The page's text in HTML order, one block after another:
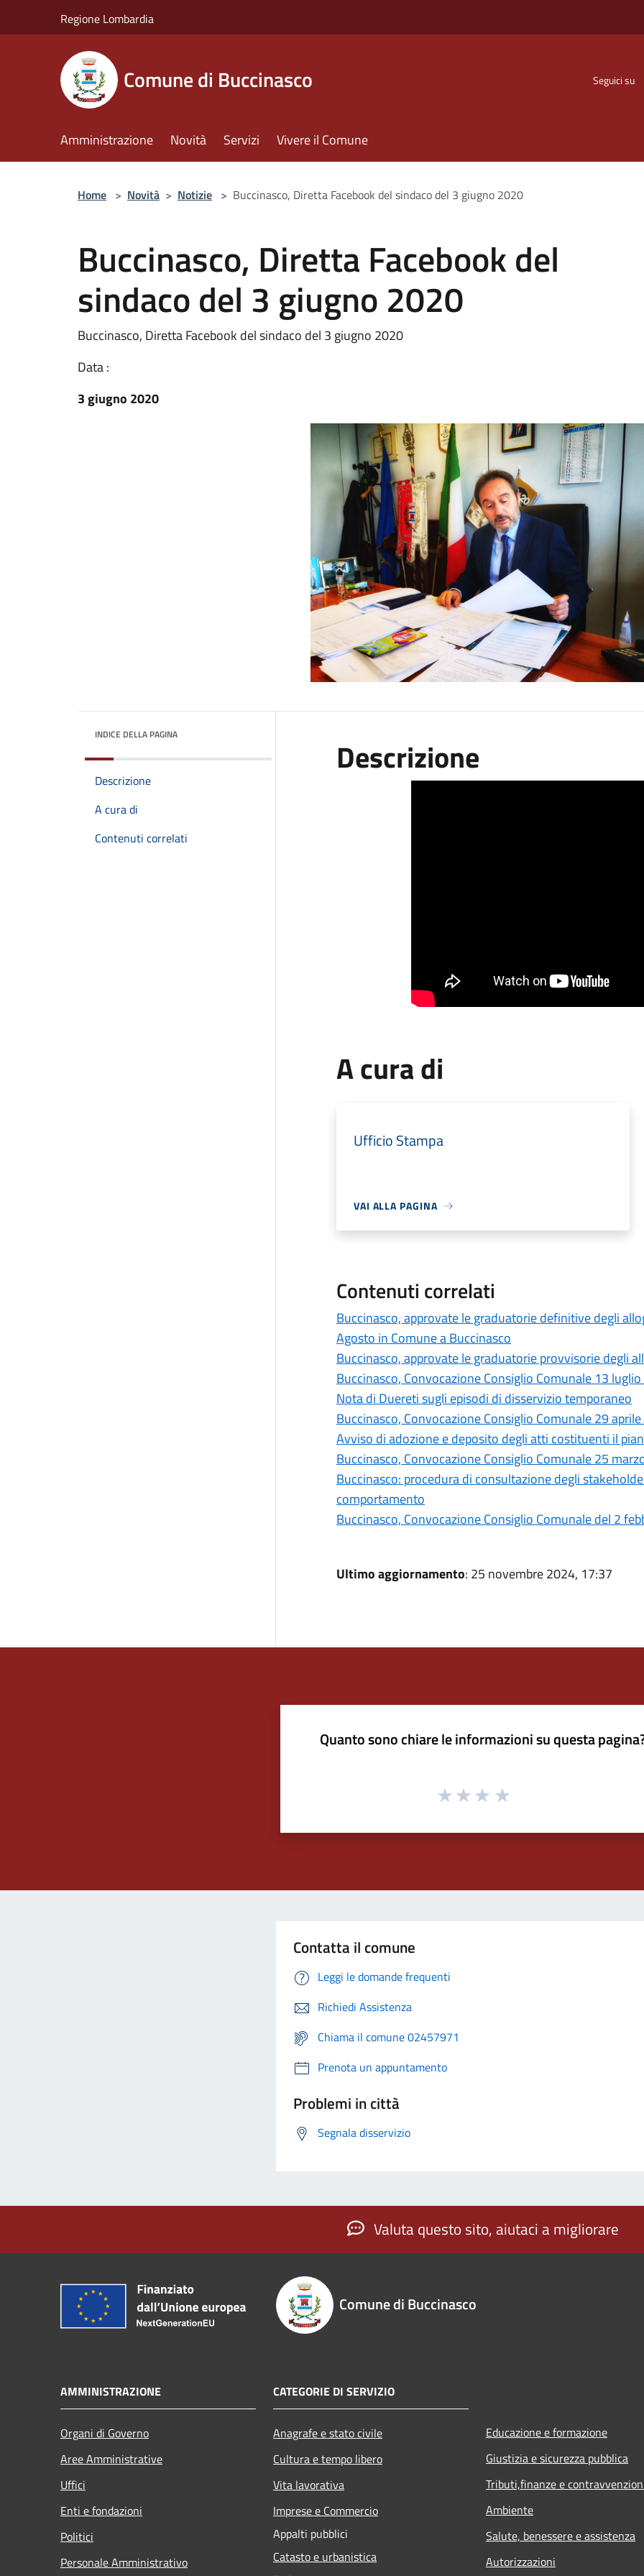
Regione Lombardia
Comune di Buccinasco Seguici su
Amministrazione Novità Servizi Vivere il Comune
Home > Novità > Notizie > Buccinasco, Diretta Facebook del sindaco del 3 giugno 2020
Buccinasco, Diretta Facebook del
sindaco del 3 giugno 2020
Buccinasco, Diretta Facebook del sindaco del 3 giugno 2020
Data :
3 giugno 2020
INDICE DELLA PAGINA
Descrizione
A cura di
Contenuti correlati
Descrizione
A cura di
Ufficio Stampa
VAI ALLA PAGINA
Contenuti correlati
Buccinasco, approvate le graduatorie definitive degli
Agosto in Comune a Buccinasco
Buccinasco, approvate le graduatorie provvisorie degli
Buccinasco, Convocazione Consiglio Comunale 13
Nota di Duereti sugli episodi di disservizio temporaneo
Buccinasco, Convocazione Consiglio Comunale 29
Avviso di adozione e deposito degli atti costituenti il
Buccinasco, Convocazione Consiglio Comunale 25
Buccinasco: procedura di consultazione degli
comportamento
Buccinasco, Convocazione Consiglio Comunale del 2
Ultimo aggiornamento: 25 novembre 2024, 17:37
Quanto sono chiare le informazioni su questa
Contatta il comune
Leggi le domande frequenti
Richiedi Assistenza
Chiama il comune 02457971
Prenota un appuntamento
Problemi in città
Segnala disservizio
Valuta questo sito, aiutaci a migliorare
Comune di Buccinasco
AMMINISTRAZIONE
Organi di Governo
Aree Amministrative
Uffici
Enti e fondazioni
Politici
Personale Amministrativo
CATEGORIE DI SERVIZIO
Anagrafe e stato civile
Cultura e tempo libero
Vita lavorativa
Imprese e Commercio
Appalti pubblici
Catasto e urbanistica
Educazione e formazione
Giustizia e sicurezza pubblica
Tributi,finanze e
Ambiente
Salute, benessere e assistenza
Autorizzazioni